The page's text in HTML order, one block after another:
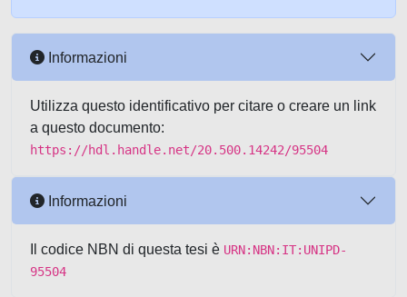
Informazioni
Utilizza questo identificativo per citare o creare un link
a questo documento:
https://hdl.handle.net/20.500.14242/95504
Informazioni
Il codice NBN di questa tesi è URN:NBN:IT:UNIPD-
95504